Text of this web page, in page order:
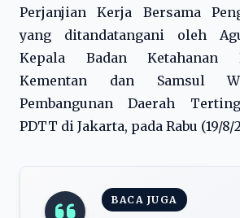
Perjanjian Kerja Bersama
yang ditandatangani oleh
Kepala Badan Ketahanan
Kementan dan Samsul
Pembangunan Daerah
PDTT di Jakarta, pada Rabu (19/8/
BACA JUGA